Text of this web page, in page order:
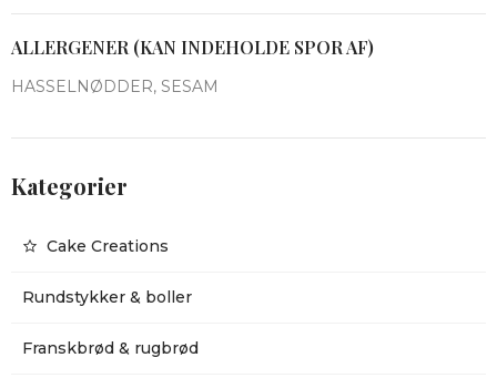
ALLERGENER (KAN INDEHOLDE SPOR AF)
HASSELNØDDER, SESAM
Kategorier
Cake Creations
Rundstykker & boller
Franskbrød & rugbrød